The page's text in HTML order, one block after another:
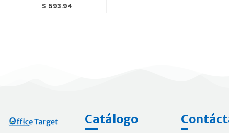
$ 593.94
Catálogo